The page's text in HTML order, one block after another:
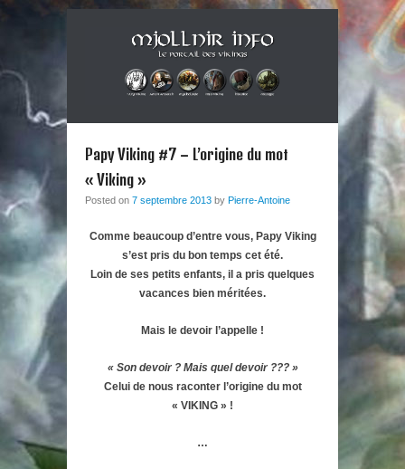
Mjollnir Info : le Portail des
Vikings !
Musique métal et culture scandinave, le tout dans un style
Berzerker ! Alors si vous vous sentez une âme de redresseur de
Thor aux cheveux longs et à la guitare électrique, ce blog est fait
pour vous !
Papy Viking #7 – L’origine du mot
« Viking »
Posted on 7 septembre 2013 by Pierre-Antoine
Comme beaucoup d’entre vous, Papy Viking
s’est pris du bon temps cet été.
Loin de ses petits enfants, il a pris quelques
vacances bien méritées.
Mais le devoir l’appelle !
« Son devoir ? Mais quel devoir ??? »
Celui de nous raconter l’origine du mot
« VIKING » !
…